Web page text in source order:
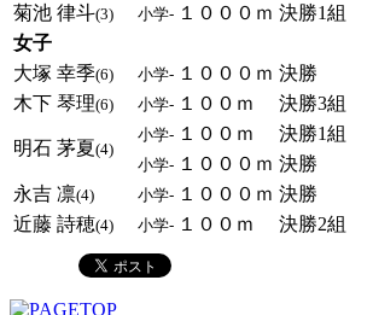
菊池 律斗(3) 小学- １０００ｍ 決勝1組
女子
大塚 幸季(6) 小学- １０００ｍ 決勝
木下 琴理(6) 小学- １００ｍ 決勝3組
明石 茅夏(4)
小学- １００ｍ 決勝1組
小学- １０００ｍ 決勝
永吉 凛(4) 小学- １０００ｍ 決勝
近藤 詩穂(4) 小学- １００ｍ 決勝2組